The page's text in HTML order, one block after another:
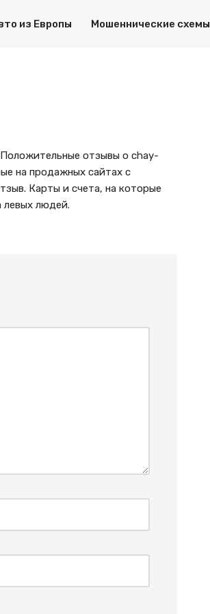
из Европы Мошеннические схемы
отзывы о chay-
на продажных сайтах с
Карты и счета, на которые
людей.